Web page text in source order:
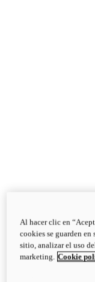
V4
Al hacer clic en
cookies se guarden
sitio, analizar el uso
marketing. Cookie